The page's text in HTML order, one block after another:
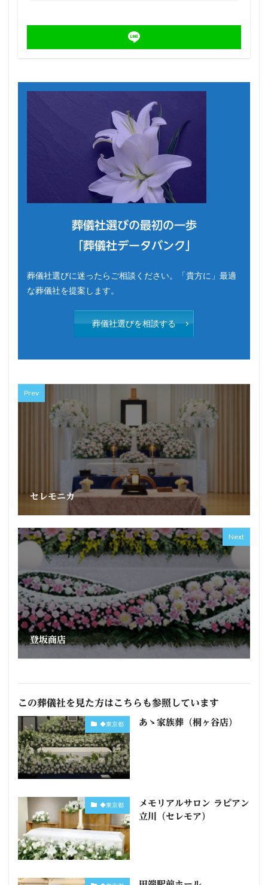
葬儀社選びの最初の一歩
「葬儀社データバンク」
葬儀社選びに迷ったらご相談ください。「貴方に」最適
な葬儀社を提案します。
葬儀社選びを相談する
Prev
セレモニカ
Next
登坂商店
この葬儀社を見た方はこちらも参照しています
◆東京都 あゝ家族葬（桐ヶ谷店）
◆東京都
メモリアルサロン ラピアン
立川（セレモア）